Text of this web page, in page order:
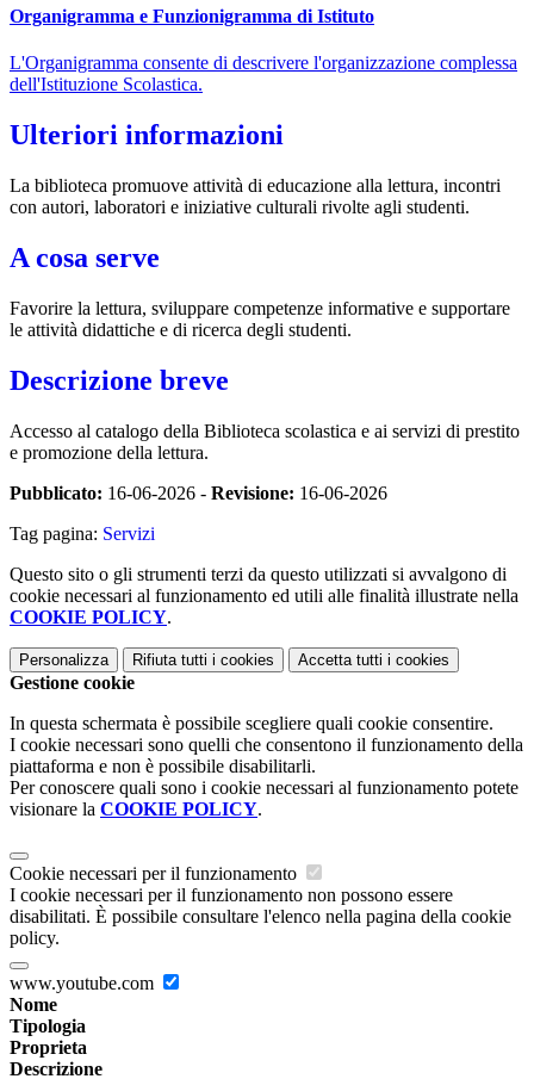
Organigramma e Funzionigramma di Istituto
L'Organigramma consente di descrivere l'organizzazione complessa
dell'Istituzione Scolastica.
Ulteriori informazioni
La biblioteca promuove attività di educazione alla lettura, incontri
con autori, laboratori e iniziative culturali rivolte agli studenti.
A cosa serve
Favorire la lettura, sviluppare competenze informative e supportare
le attività didattiche e di ricerca degli studenti.
Descrizione breve
Accesso al catalogo della Biblioteca scolastica e ai servizi di prestito
e promozione della lettura.
Pubblicato: 16-06-2026 - Revisione: 16-06-2026
Tag pagina: Servizi
Questo sito o gli strumenti terzi da questo utilizzati si avvalgono di
cookie necessari al funzionamento ed utili alle finalità illustrate nella
COOKIE POLICY.
Personalizza Rifiuta tutti i cookies Accetta tutti i cookies
Gestione cookie
In questa schermata è possibile scegliere quali cookie consentire.
I cookie necessari sono quelli che consentono il funzionamento della
piattaforma e non è possibile disabilitarli.
Per conoscere quali sono i cookie necessari al funzionamento potete
visionare la COOKIE POLICY.
Cookie necessari per il funzionamento
I cookie necessari per il funzionamento non possono essere
disabilitati. È possibile consultare l'elenco nella pagina della cookie
policy.
www.youtube.com
Nome
Tipologia
Proprieta
Descrizione